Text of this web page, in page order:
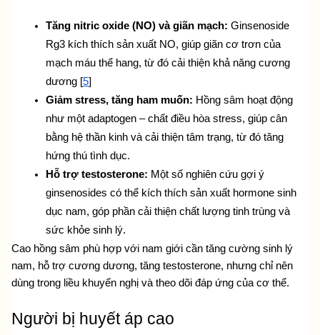
Tăng nitric oxide (NO) và giãn mạch: Ginsenoside
Rg3 kích thích sản xuất NO, giúp giãn cơ trơn của
mạch máu thể hang, từ đó cải thiện khả năng cương
dương [5]
Giảm stress, tăng ham muốn: Hồng sâm hoạt động
như một adaptogen – chất điều hòa stress, giúp cân
bằng hệ thần kinh và cải thiện tâm trạng, từ đó tăng
hứng thú tình dục.
Hỗ trợ testosterone: Một số nghiên cứu gợi ý
ginsenosides có thể kích thích sản xuất hormone sinh
dục nam, góp phần cải thiện chất lượng tinh trùng và
sức khỏe sinh lý.
Cao hồng sâm phù hợp với nam giới cần tăng cường sinh lý
nam, hỗ trợ cương dương, tăng testosterone, nhưng chỉ nên
dùng trong liều khuyến nghị và theo dõi đáp ứng của cơ thể.
Người bị huyết áp cao